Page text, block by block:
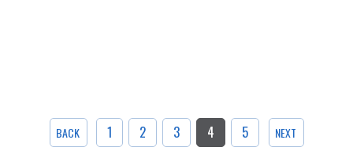
BACK 1 2 3 4 5 NEXT